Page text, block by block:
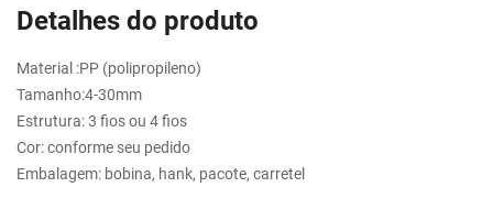
Detalhes do produto
Material :PP (polipropileno)
Tamanho:4-30mm
Estrutura: 3 fios ou 4 fios
Cor: conforme seu pedido
Embalagem: bobina, hank, pacote, carretel